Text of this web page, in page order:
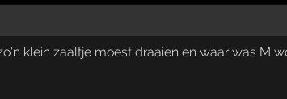
klein zaaltje moest draaien en waar was M